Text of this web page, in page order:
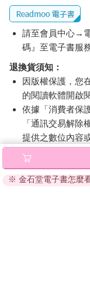
請至會員中心→
碼』至電子書服
退換貨須知：
因版權保護，您
的閱讀軟體開啟
依據「消費者保
「通訊交易解
提供之數位內容
事先同意始提供
虛擬商品…等），
制。為維護您的
※ 金石堂電子書怎麼